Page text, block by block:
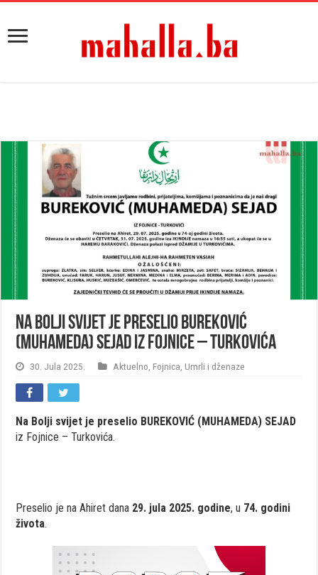
Na Bolji svijet je preselio BUREKOVIĆ
(MUHAMEDA) SEJAD iz Fojnice – Turkovića
30. Jula 2025. Aktuelno Fojnica Umrli i dženaze
Na Bolji svijet je preselio BUREKOVIĆ (MUHAMEDA) SEJAD
iz Fojnice – Turkovića.
Preselio je na Ahiret dana 29. jula 2025. godine, u 74. godini
života.